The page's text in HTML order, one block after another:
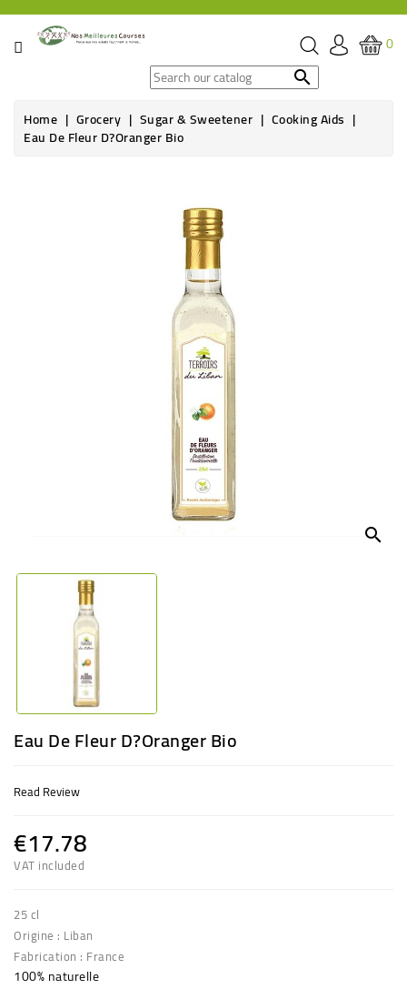
CATEGORY
GROCERY
0

Home Grocery Sugar & Sweetener Cooking Aids
Eau De Fleur D?oranger Bio
search
Eau De Fleur D?oranger Bio
Read Review
€17.78
VAT included
25 cl
Origine : Liban
Fabrication : France
100% naturelle